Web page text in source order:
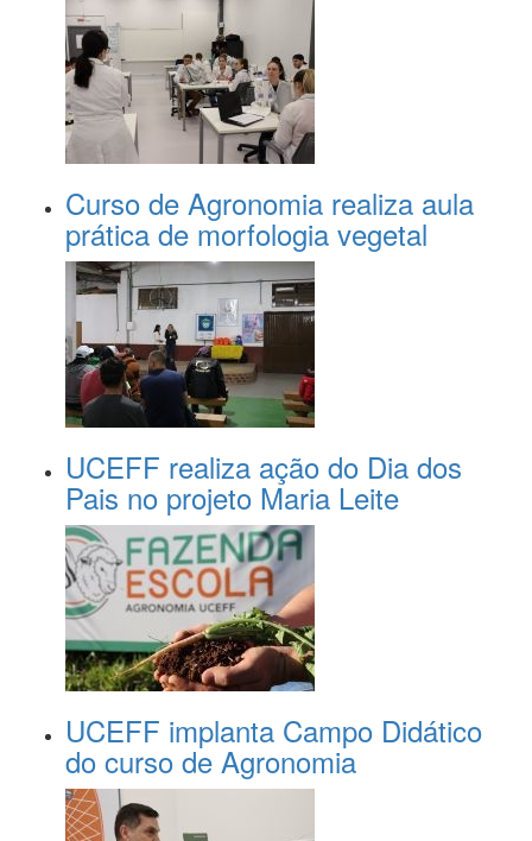
Curso de Agronomia realiza aula
prática de morfologia vegetal
UCEFF realiza ação do Dia dos
Pais no projeto Maria Leite
UCEFF implanta Campo Didático
do curso de Agronomia